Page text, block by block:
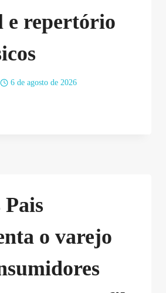
e repertório
6 de agosto de 2026
o varejo